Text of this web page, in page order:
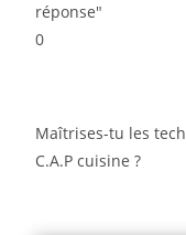
réponse"
0
Maîtrises-tu les
C.A.P cuisine ?